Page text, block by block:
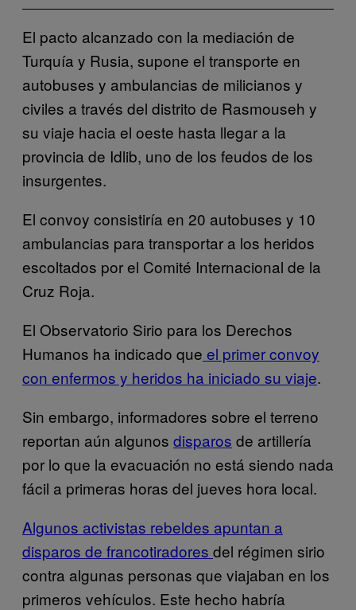
El pacto alcanzado con la mediación de
Turquía y Rusia, supone el transporte en
autobuses y ambulancias de milicianos y
civiles a través del distrito de Rasmouseh y
su viaje hacia el oeste hasta llegar a la
provincia de Idlib, uno de los feudos de los
insurgentes.
El convoy consistiría en 20 autobuses y 10
ambulancias para transportar a los heridos
escoltados por el Comité Internacional de la
Cruz Roja.
El Observatorio Sirio para los Derechos
Humanos ha indicado que el primer convoy
con enfermos y heridos ha iniciado su viaje.
Sin embargo, informadores sobre el terreno
reportan aún algunos disparos de artillería
por lo que la evacuación no está siendo nada
fácil a primeras horas del jueves hora local.
Algunos activistas rebeldes apuntan a
disparos de francotiradores del régimen sirio
contra algunas personas que viajaban en los
primeros vehículos. Este hecho habría